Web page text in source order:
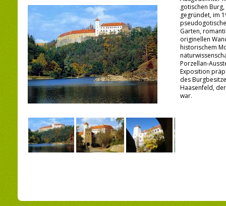
gotischen
gegründet, im
Garten,
originellen
historischem
Porzellan-
Exposition
des
Haasenfeld,
war.